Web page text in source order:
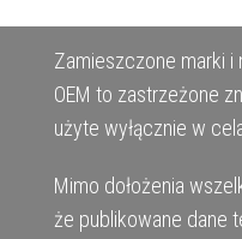
Zamieszczone marki i
OEM to zastrzeżone
użyte wyłącznie w
Mimo dołożenia
że publikowane dane